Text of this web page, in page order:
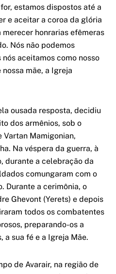
estamos dispostos até a
e aceitar a coroa da glória
honrarias efêmeras
Nós não podemos
aceitamos como nosso
mãe, a Igreja
ousada resposta, decidiu
dos armênios, sob o
Vartan Mamigonian,
Na véspera da guerra, à
durante a celebração da
comungaram com o
Durante a cerimônia, o
Ghevont (Yerets) e depois
todos os combatentes
preparando-os a
a sua fé e a Igreja Mãe.
de Avarair, na região de